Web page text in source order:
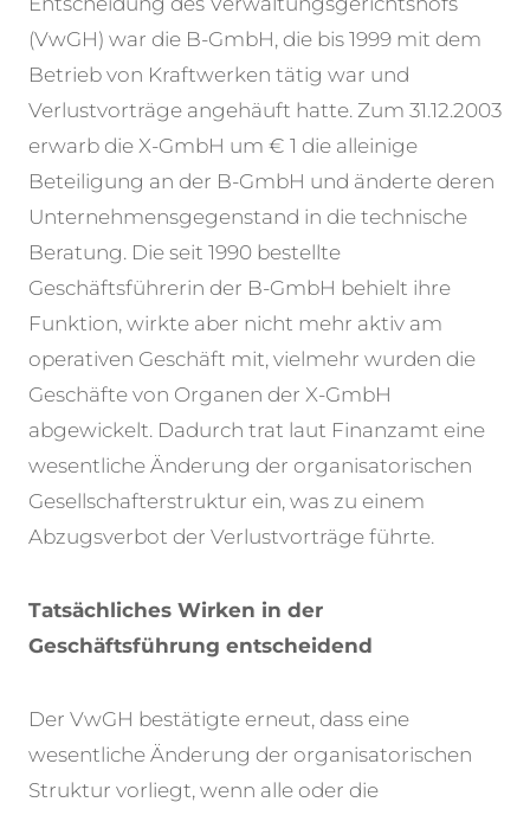
(VwGH) war die B-GmbH, die bis 1999 mit dem
Betrieb von Kraftwerken tätig war und
Verlustvorträge angehäuft hatte. Zum 31.12.2003
erwarb die X-GmbH um € 1 die alleinige
Beteiligung an der B-GmbH und änderte deren
Unternehmensgegenstand in die technische
Beratung. Die seit 1990 bestellte
Geschäftsführerin der B-GmbH behielt ihre
Funktion, wirkte aber nicht mehr aktiv am
operativen Geschäft mit, vielmehr wurden die
Geschäfte von Organen der X-GmbH
abgewickelt. Dadurch trat laut Finanzamt eine
wesentliche Änderung der organisatorischen
Gesellschafterstruktur ein, was zu einem
Abzugsverbot der Verlustvorträge führte.
Tatsächliches Wirken in der
Geschäftsführung entscheidend
Der VwGH bestätigte erneut, dass eine
wesentliche Änderung der organisatorischen
Struktur vorliegt, wenn alle oder die